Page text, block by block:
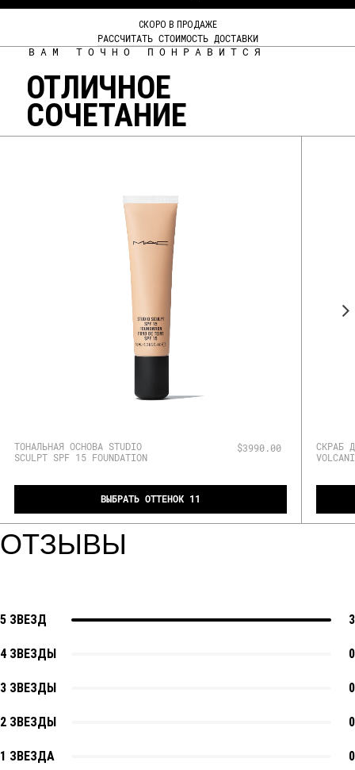
СКОРО В ПРОДАЖЕ
РАССЧИТАТЬ СТОИМОСТЬ ДОСТАВКИ
ВАМ ТОЧНО ПОНРАВИТСЯ
ОТЛИЧНОЕ
СОЧЕТАНИЕ
ТОНАЛЬНАЯ ОСНОВА STUDIO
SCULPT SPF 15 FOUNDATION
$3990.00
ВЫБРАТЬ ОТТЕНОК 11
СКРАБ
ОТЗЫВЫ
5 ЗВЕЗД 3
4 ЗВЕЗДЫ 0
3 ЗВЕЗДЫ 0
2 ЗВЕЗДЫ 0
1 ЗВЕЗДА 0